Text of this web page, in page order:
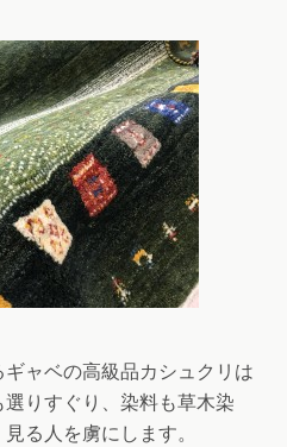
ャベの高級品カシュクリは
選りすぐり、染料も草木染
る人を虜にします。